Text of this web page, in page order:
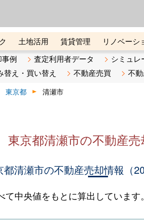
土地活用 賃貸管理 リノベーシ
講座 リビンマガジンBiz 不動産売
例 査定利用者データ
シミュレ
替え・買い替え 不動産売買 不
東京都 清瀬市
東京都清瀬市の不動産売
都清瀬市の不動産売却情報（
中央値をもとに算出しています。